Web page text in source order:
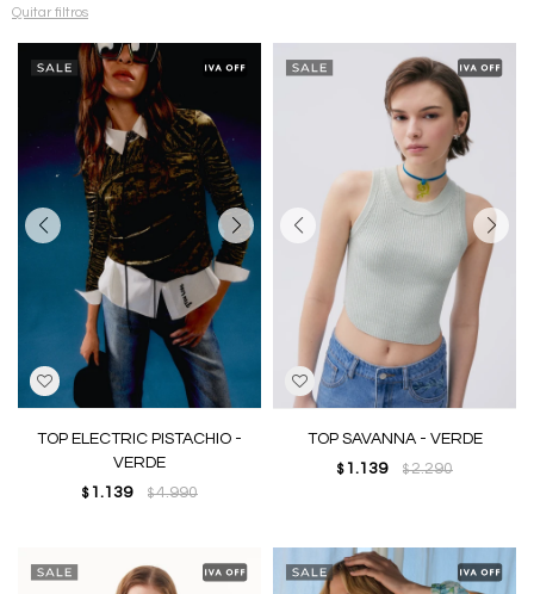
Quitar filtros
TOP ELECTRIC PISTACHIO -
VERDE
$ 1.139 $4.990
TOP SAVANNA - VERDE
$ 1.139 $2.290